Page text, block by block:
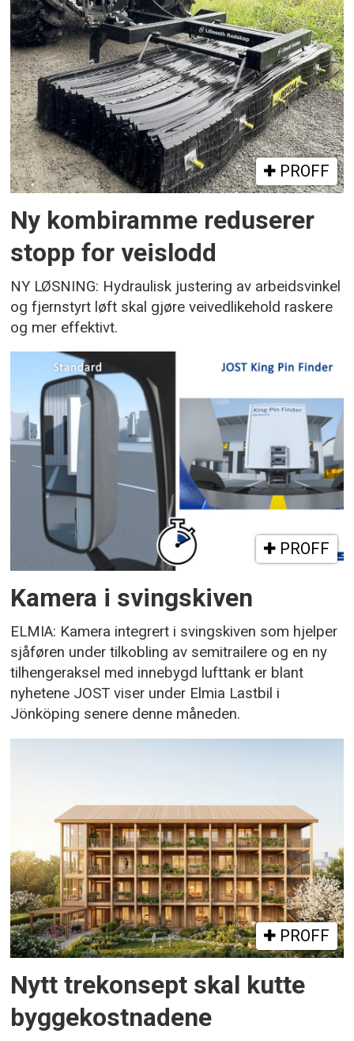
PROFF
Ny kombiramme reduserer
stopp for veislodd
NY LØSNING: Hydraulisk justering av arbeidsvinkel
og fjernstyrt løft skal gjøre veivedlikehold raskere
og mer effektivt.
PROFF
Kamera i svingskiven
ELMIA: Kamera integrert i svingskiven som hjelper
sjåføren under tilkobling av semitrailere og en ny
tilhengeraksel med innebygd lufttank er blant
nyhetene JOST viser under Elmia Lastbil i
Jönköping senere denne måneden.
PROFF
Nytt trekonsept skal kutte
byggekostnadene